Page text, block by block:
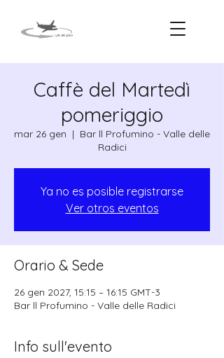
Caffè del Martedì
pomeriggio
mar 26 gen
  |
Bar ll Profumino - Valle delle
Radici
Ya no es posible registrarse
Ver otros eventos
Orario & Sede
26 gen 2027, 15:15 – 16:15 GMT-3
Bar ll Profumino - Valle delle Radici
Info sull'evento